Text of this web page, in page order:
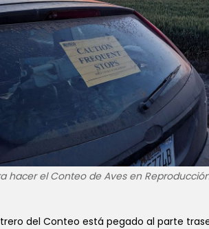
hacer el Conteo de Aves en
del Conteo está pegado al parte